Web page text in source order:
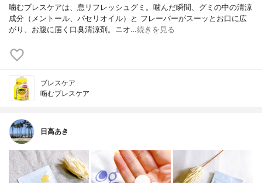
噛むブレスケアは、息リフレッシュグミ。噛んだ瞬間、グミの中の清涼
成分（メントール、パセリオイル）と フレーバーがスーッとお口に広
がり、お腹に届く口臭清涼剤。ニオ…続きを見る
ブレスケア
噛むブレスケア
日高あき